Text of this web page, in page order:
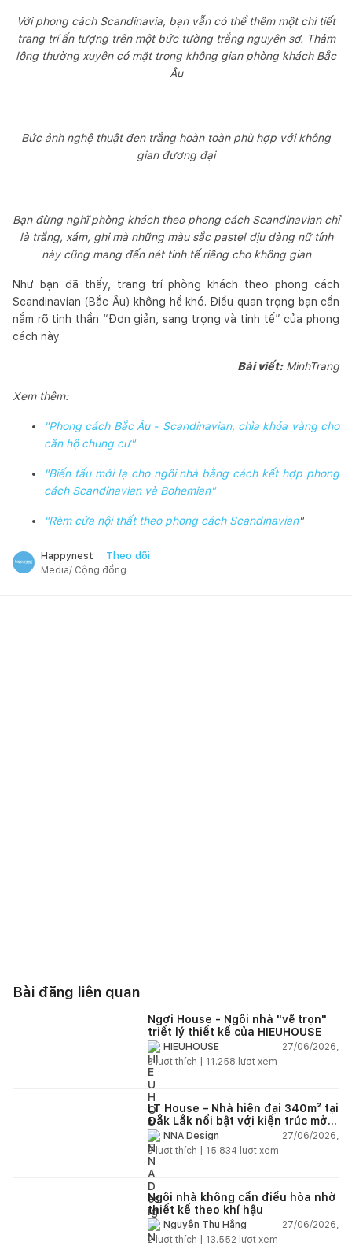
Với phong cách Scandinavia, bạn vẫn có thể thêm một chi tiết
trang trí ấn tượng trên một bức tường trắng nguyên sơ. Thảm
lông thường xuyên có mặt trong không gian phòng khách Bắc
Âu
Bức ảnh nghệ thuật đen trắng hoàn toàn phù hợp với không
gian đương đại
Bạn đừng nghĩ phòng khách theo phong cách Scandinavian chỉ
là trắng, xám, ghi mà những màu sắc pastel dịu dàng nữ tính
này cũng mang đến nét tinh tế riêng cho không gian
Như bạn đã thấy, trang trí phòng khách theo phong cách
Scandinavian (Bắc Âu) không hề khó. Điều quan trọng bạn cần
nắm rõ tinh thần “Đơn giản, sang trọng và tinh tế” của phong
cách này.
Bài viết:MinhTrang
Xem thêm:
"Phong cách Bắc Âu - Scandinavian, chìa khóa vàng cho
căn hộ chung cư"
"Biến tấu mới lạ cho ngôi nhà bằng cách kết hợp phong
cách Scandinavian và Bohemian"
"Rèm cửa nội thất theo phong cách Scandinavian"
Happynest Theo dõi
Media/ Cộng đồng
Bài đăng liên quan
Ngơi House - Ngôi nhà "vẽ trọn"
triết lý thiết kế của HIEUHOUSE
HIEUHOUSE
27/06/2026,
3lượt thích | 11.258 lượt xem
LT House – Nhà hiện đại 340m² tại
Đắk Lắk nổi bật với kiến trúc mở
và hệ sân vườn kết nối thiên
nhiên
NNA Design
27/06/2026,
3lượt thích | 15.834 lượt xem
Ngôi nhà không cần điều hòa nhờ
thiết kế theo khí hậu
Nguyễn Thu Hằng
27/06/2026,
2lượt thích | 13.552 lượt xem